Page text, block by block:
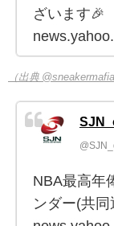
ざいます🎉
（出典
NBA最高
ンダー(共同